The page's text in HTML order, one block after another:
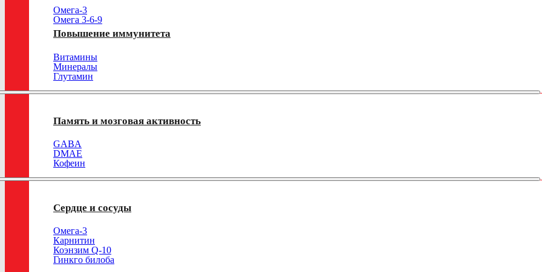
Омега-3
Омега 3-6-9
Повышение иммунитета
Витамины
Минералы
Глутамин
Память и мозговая активность
GABA
DMAE
Кофеин
Сердце и сосуды
Омега-3
Карнитин
Коэнзим Q-10
Гинкго билоба